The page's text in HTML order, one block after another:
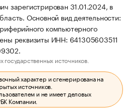
зарегистрирован 31.01.2024, в
Основной вид деятельности:
компьютерного
реквизиты ИНН: 641305603511
источников.
характер и сгенерирована на
источников.
и не имеет деловых
Компании.